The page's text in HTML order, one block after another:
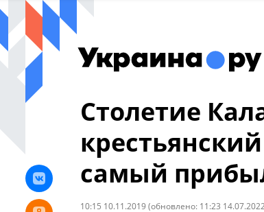
Столетие
самый
10:15 10.11.2019(обновлено: 11:23